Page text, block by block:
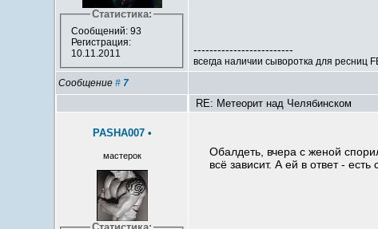
Статистика:
Сообщений: 93
Регистрация:
10.11.2011
-------------------------
всегда наличии сыворотка для ресниц
Сообщение# 7
RE: Метеорит над Челябинском
PASHA007 •
мастерок
Обалдеть, вчера с женой
всё зависит. А ей в ответ -